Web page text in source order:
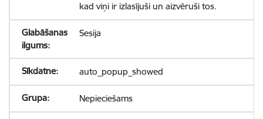
kad viņi ir izlasījuši un aizvēruši tos.
Sesija
auto_popup_showed
Nepieciešams